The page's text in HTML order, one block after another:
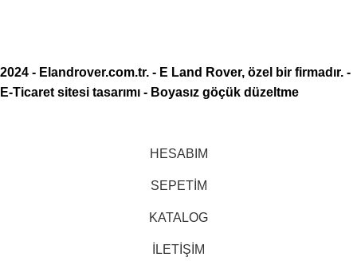
2024 - Elandrover.com.tr. - E Land Rover, özel bir firmadır. -
E-Ticaret sitesi tasarımı - Boyasız göçük düzeltme
HESABIM
SEPETİM
KATALOG
İLETİŞİM